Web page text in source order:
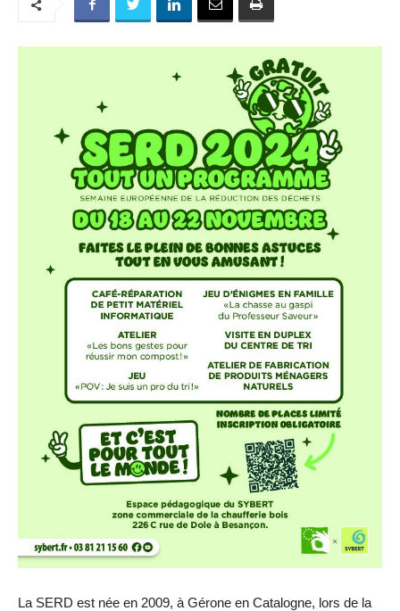
La SERD est née en 2009, à Gérone en Catalogne, lors de la